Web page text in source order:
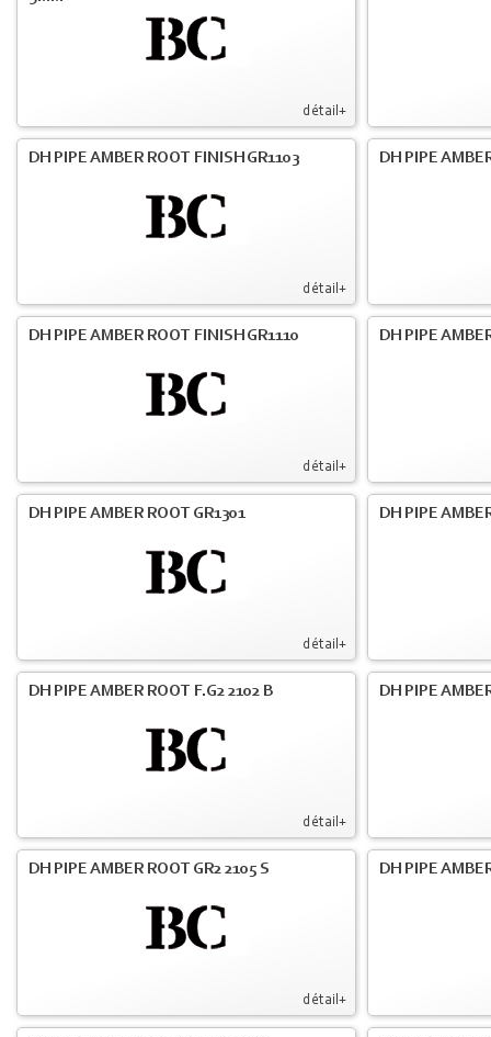
détail+
détail+
DH PIPE AMBER ROOT FINISH GR1103 DH PIPE
détail+
DH PIPE AMBER ROOT FINISH GR1110 DH PIPE
détail+
DH PIPE AMBER ROOT GR1301 DH PIPE
détail+
DH PIPE AMBER ROOT F.G2 2102 B DH PIPE
détail+
DH PIPE AMBER ROOT GR2 2105 S DH PIPE